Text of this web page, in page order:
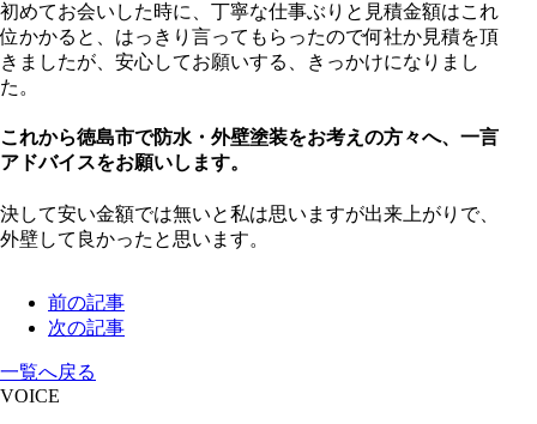
初めてお会いした時に、丁寧な仕事ぶりと見積金額はこれ
位かかると、はっきり言ってもらったので何社か見積を頂
きましたが、安心してお願いする、きっかけになりまし
た。
これから徳島市で防水・外壁塗装をお考えの方々へ、一言
アドバイスをお願いします。
決して安い金額では無いと私は思いますが出来上がりで、
外壁して良かったと思います。
前の記事
次の記事
一覧へ戻る
VOICE